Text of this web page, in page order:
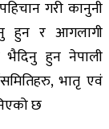
गरी कानुनी
हुन र आगलागी
भैदिनु हुन नेपाली
भातृ एवं
छ